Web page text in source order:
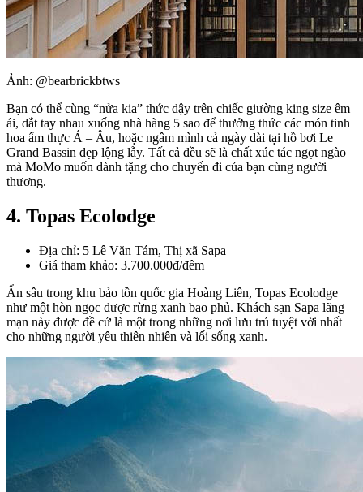
Ảnh: @bearbrickbtws
Bạn có thể cùng “nửa kia” thức dậy trên chiếc giường king size êm
ái, dắt tay nhau xuống nhà hàng 5 sao để thưởng thức các món tinh
hoa ẩm thực Á – Âu, hoặc ngâm mình cả ngày dài tại hồ bơi Le
Grand Bassin đẹp lộng lẫy. Tất cả đều sẽ là chất xúc tác ngọt ngào
mà MoMo muốn dành tặng cho chuyến đi của bạn cùng người
thương.
4. Topas Ecolodge
Địa chỉ: 5 Lê Văn Tám, Thị xã Sapa
Giá tham khảo: 3.700.000đ/đêm
Ẩn sâu trong khu bảo tồn quốc gia Hoàng Liên, Topas Ecolodge
như một hòn ngọc được rừng xanh bao phủ. Khách sạn Sapa lãng
mạn này được đề cử là một trong những nơi lưu trú tuyệt vời nhất
cho những người yêu thiên nhiên và lối sống xanh.